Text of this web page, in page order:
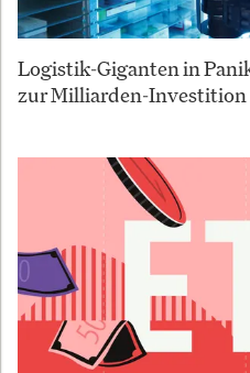
Logistik-Giganten in
zur Milliarden-